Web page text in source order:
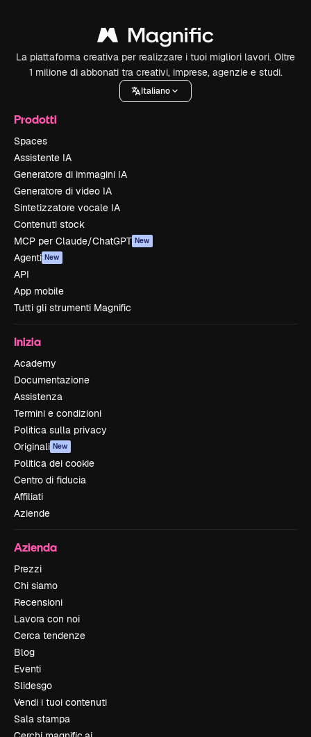
La piattaforma creativa per realizzare i tuoi migliori lavori. Oltre
1 milione di abbonati tra creativi, imprese, agenzie e studi.
Italiano
Prodotti
Spaces
Assistente IA
Generatore di immagini IA
Generatore di video IA
Sintetizzatore vocale IA
Contenuti stock
MCP per Claude/ChatGPT New
Agenti New
API
App mobile
Tutti gli strumenti Magnific
Inizia
Academy
Documentazione
Assistenza
Termini e condizioni
Politica sulla privacy
Originali New
Politica dei cookie
Centro di fiducia
Affiliati
Aziende
Azienda
Prezzi
Chi siamo
Recensioni
Lavora con noi
Cerca tendenze
Blog
Eventi
Slidesgo
Vendi i tuoi contenuti
Sala stampa